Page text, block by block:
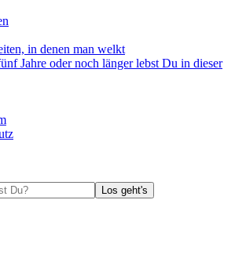
in denen man welkt
Jahre oder noch länger lebst Du in dieser
Los geht's